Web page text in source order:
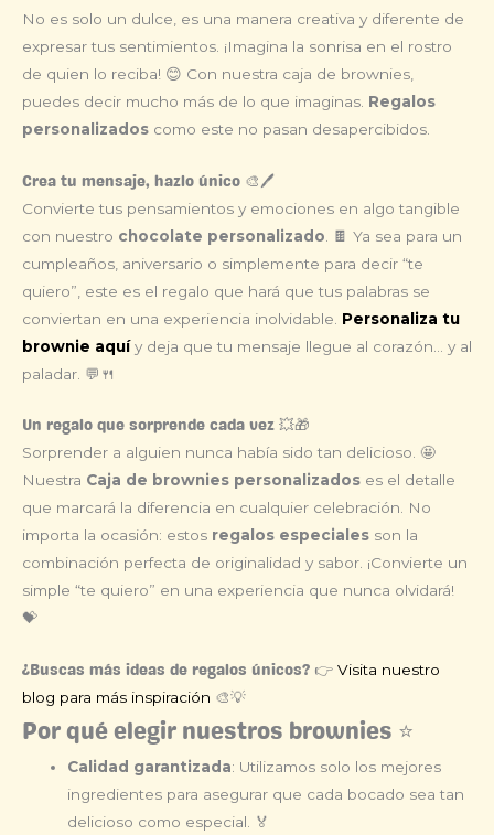
No es solo un dulce, es una manera creativa y diferente de
expresar tus sentimientos. ¡Imagina la sonrisa en el rostro
de quien lo reciba! 😊 Con nuestra caja de brownies,
puedes decir mucho más de lo que imaginas. Regalos
personalizados como este no pasan desapercibidos.
Crea tu mensaje, hazlo único 🎨🖊️
Convierte tus pensamientos y emociones en algo tangible
con nuestro chocolate personalizado . 🍫 Ya sea para un
cumpleaños, aniversario o simplemente para decir “te
quiero”, este es el regalo que hará que tus palabras se
conviertan en una experiencia inolvidable. Personaliza tu
brownie aquíy deja que tu mensaje llegue al corazón… y al
paladar. 💬🍴
Un regalo que sorprende cada vez 💥🎁
Sorprender a alguien nunca había sido tan delicioso. 🤩
Nuestra Caja de brownies personalizados es el detalle
que marcará la diferencia en cualquier celebración. No
importa la ocasión: estos regalos especiales son la
combinación perfecta de originalidad y sabor. ¡Convierte un
simple “te quiero” en una experiencia que nunca olvidará!
💝
¿Buscas más ideas de regalos únicos? 👉 Visita nuestro
blog para más inspiración 🎨💡
Por qué elegir nuestros brownies ⭐
Calidad garantizada: Utilizamos solo los mejores
ingredientes para asegurar que cada bocado sea tan
delicioso como especial. 🏅